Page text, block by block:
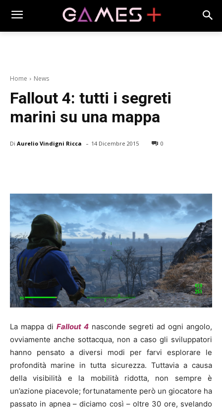
Home News
Fallout 4: tutti i segreti
marini su una mappa
Di Aurelio Vindigni Ricca - 14 Dicembre 2015 0
La mappa di Fallout 4 nasconde segreti ad ogni angolo,
ovviamente anche sottacqua, non a caso gli sviluppatori
hanno pensato a diversi modi per farvi esplorare le
profondità marine in tutta sicurezza. Tuttavia a causa
della visibilità e la mobilità ridotta, non sempre è
un’azione piacevole; fortunatamente però un giocatore ha
passato in apnea – diciamo così – oltre 30 ore, svelando